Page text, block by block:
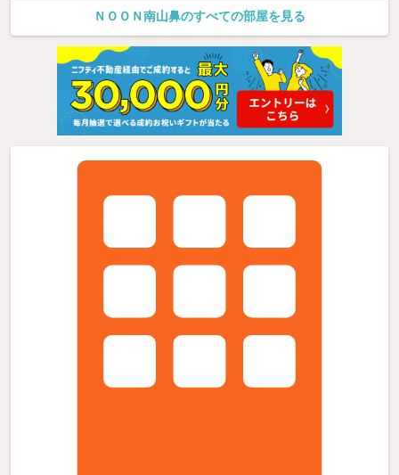
ＮＯＯＮ南山鼻のすべての部屋を見る